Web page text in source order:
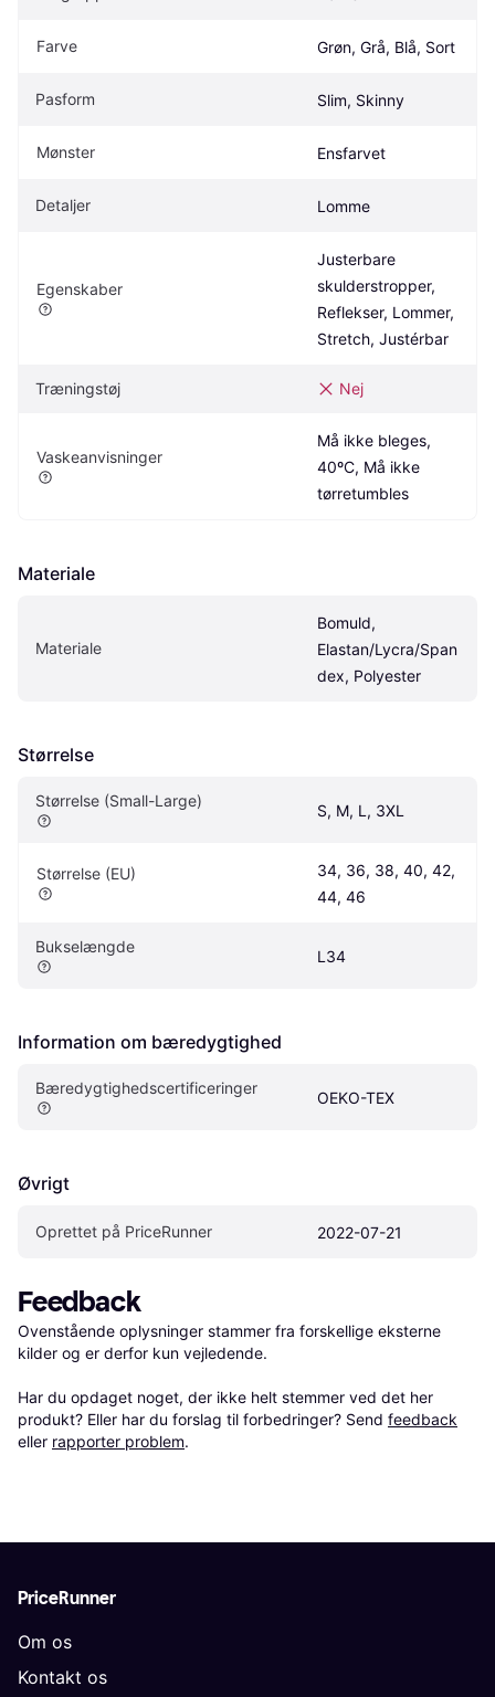
Farve Grøn, Grå, Blå, Sort
Pasform Slim, Skinny
Mønster Ensfarvet
Detaljer Lomme
Egenskaber
Justerbare
skulderstropper,
Reflekser, Lommer,
Stretch, Justérbar
Træningstøj Nej
Vaskeanvisninger
Må ikke bleges,
40ºC, Må ikke
tørretumbles
Materiale
Materiale
Bomuld,
Elastan/Lycra/Span
dex, Polyester
Størrelse
Størrelse (Small-Large)
S, M, L, 3XL
Størrelse (EU)
34, 36, 38, 40, 42,
44, 46
Bukselængde
L34
Information om bæredygtighed
Bæredygtighedscertificeringer
OEKO-TEX
Øvrigt
Oprettet på PriceRunner 2022-07-21
Feedback
Ovenstående oplysninger stammer fra forskellige eksterne
kilder og er derfor kun vejledende.
Har du opdaget noget, der ikke helt stemmer ved det her
produkt? Eller har du forslag til forbedringer? Send feedback
eller rapporter problem.
PriceRunner
Om os
Kontakt os